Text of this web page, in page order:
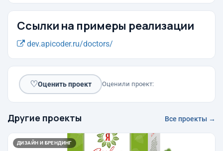
Ссылки на примеры реализации
dev.apicoder.ru/doctors/
♡Оценить проект Оценили проект:
Другие проекты Все проекты →
ДИЗАЙН И БРЕНДИНГ